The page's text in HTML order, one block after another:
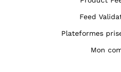
Feed
Plateformes
Mon